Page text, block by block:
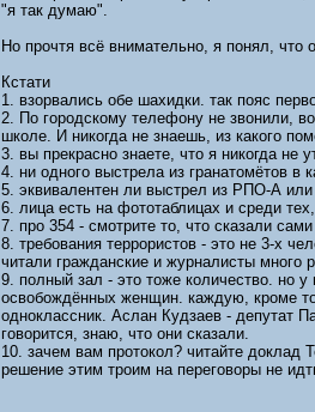
"я так думаю".
Но прочтя всё внимательно, я понял, что
Кстати
1. взорвались обе шахидки. так пояс
2. По городскому телефону не звонили,
школе. И никогда не знаешь, из какого
3. вы прекрасно знаете, что я никогда не
4. ни одного выстрела из гранатомётов
5. эквивалентен ли выстрел из РПО-А
6. лица есть на фототаблицах и среди
7. про 354 - смотрите то, что сказали
8. требования террористов - это не 3-х
читали гражданские и журналисты много
9. полный зал - это тоже количество. но
освобождённых женщин. каждую, кроме
одноклассник. Аслан Кудзаев - депутат
говорится, знаю, что они сказали.
10. зачем вам протокол? читайте доклад
решение этим троим на переговоры не